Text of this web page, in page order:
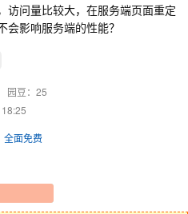
访问量比较大，在服务端页面重定
会影响服务端的性能？
园豆： 25
全面免费